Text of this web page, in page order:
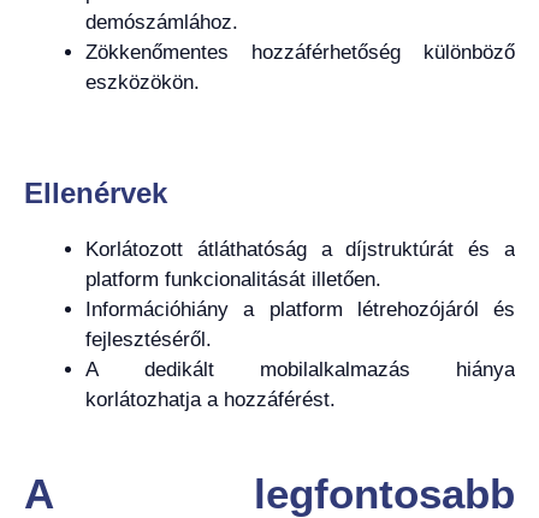
demószámlához.
Zökkenőmentes hozzáférhetőség különböző
eszközökön.
Ellenérvek
Korlátozott átláthatóság a díjstruktúrát és a
platform funkcionalitását illetően.
Információhiány a platform létrehozójáról és
fejlesztéséről.
A dedikált mobilalkalmazás hiánya
korlátozhatja a hozzáférést.
A legfontosabb